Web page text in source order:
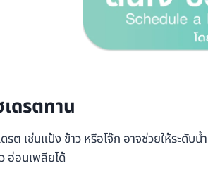
เดรตทาน
ดรต เช่นแป้ง ข้าว หรือโจ๊ก อาจช่วยให้ระ
อ่อนเพลียได้